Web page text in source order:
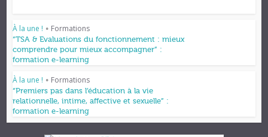
À la une ! • Formations
“TSA & Evaluations du fonctionnement : mieux
comprendre pour mieux accompagner” :
formation e-learning
À la une ! • Formations
“Premiers pas dans l’éducation à la vie
relationnelle, intime, affective et sexuelle” :
formation e-learning